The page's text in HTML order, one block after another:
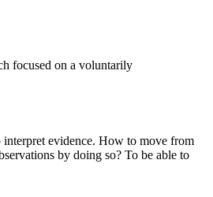
focused on a voluntarily
interpret evidence. How to move from
by doing so? To be able to